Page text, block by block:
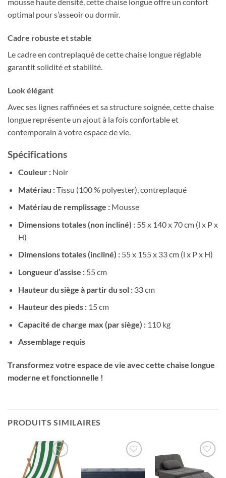
optimal pour s’asseoir ou dormir.
Cadre robuste et stable
Le cadre en contreplaqué de cette chaise longue réglable
garantit solidité et stabilité.
Look élégant
Avec ses lignes raffinées et sa structure soignée, cette chaise
longue représente un ajout à la fois confortable et
contemporain à votre espace de vie.
Spécifications
Couleur :Noir
Matériau :Tissu (100 % polyester), contreplaqué
Matériau de remplissage :Mousse
Dimensions totales (non incliné) :55 x 140 x 70 cm (l x P x
H)
Dimensions totales (incliné) :55 x 155 x 33 cm (l x P x H)
Longueur d’assise :55 cm
Hauteur du siège à partir du sol :33 cm
Hauteur des pieds :15 cm
Capacité de charge max (par siège) :110 kg
Assemblage requis
Transformez votre espace de vie avec cette chaise longue
moderne et fonctionnelle !
PRODUITS SIMILAIRES
Ajouter
à la liste
à la liste
à la liste